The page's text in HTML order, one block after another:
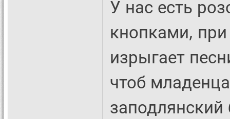
У нас есть
кнопками,
изрыгает
чтоб